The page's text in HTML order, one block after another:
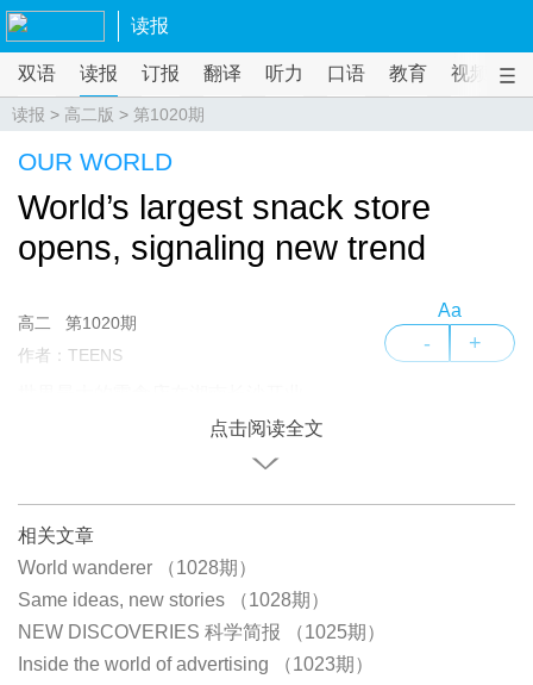
读报
双语 读报 订报 翻译 听力 口语 教育 视频
读报 > 高二版 > 第1020期
OUR WORLD
World’s largest snack store
opens, signaling new trend
高二
第1020期
作者：TEENS
Aa
- +
点击阅读全文
相关文章
World wanderer （1028期）
Same ideas, new stories （1028期）
NEW DISCOVERIES 科学简报 （1025期）
Inside the world of advertising （1023期）